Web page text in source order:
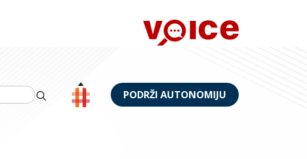
PODRŽI AUTONOMIJU